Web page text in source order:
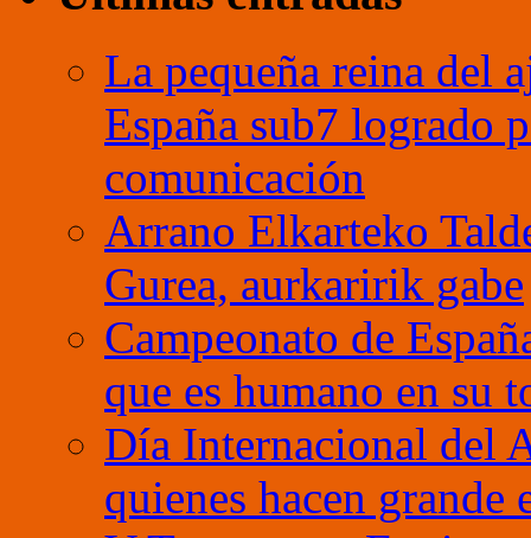
La pequeña reina del
España sub7 logrado
comunicación
Arrano Elkarteko
Gurea, aurkaririk gabe
Campeonato de
que es humano en su
Día Internacional del
quienes hacen grande